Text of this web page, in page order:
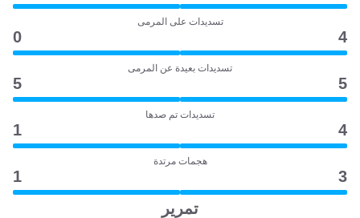
تسديدات على المرمى
4
0
تسديدات بعيدة عن المرمى
5
5
تسديدات تم صدها
4
1
هجمات مرتدة
3
1
تمرير